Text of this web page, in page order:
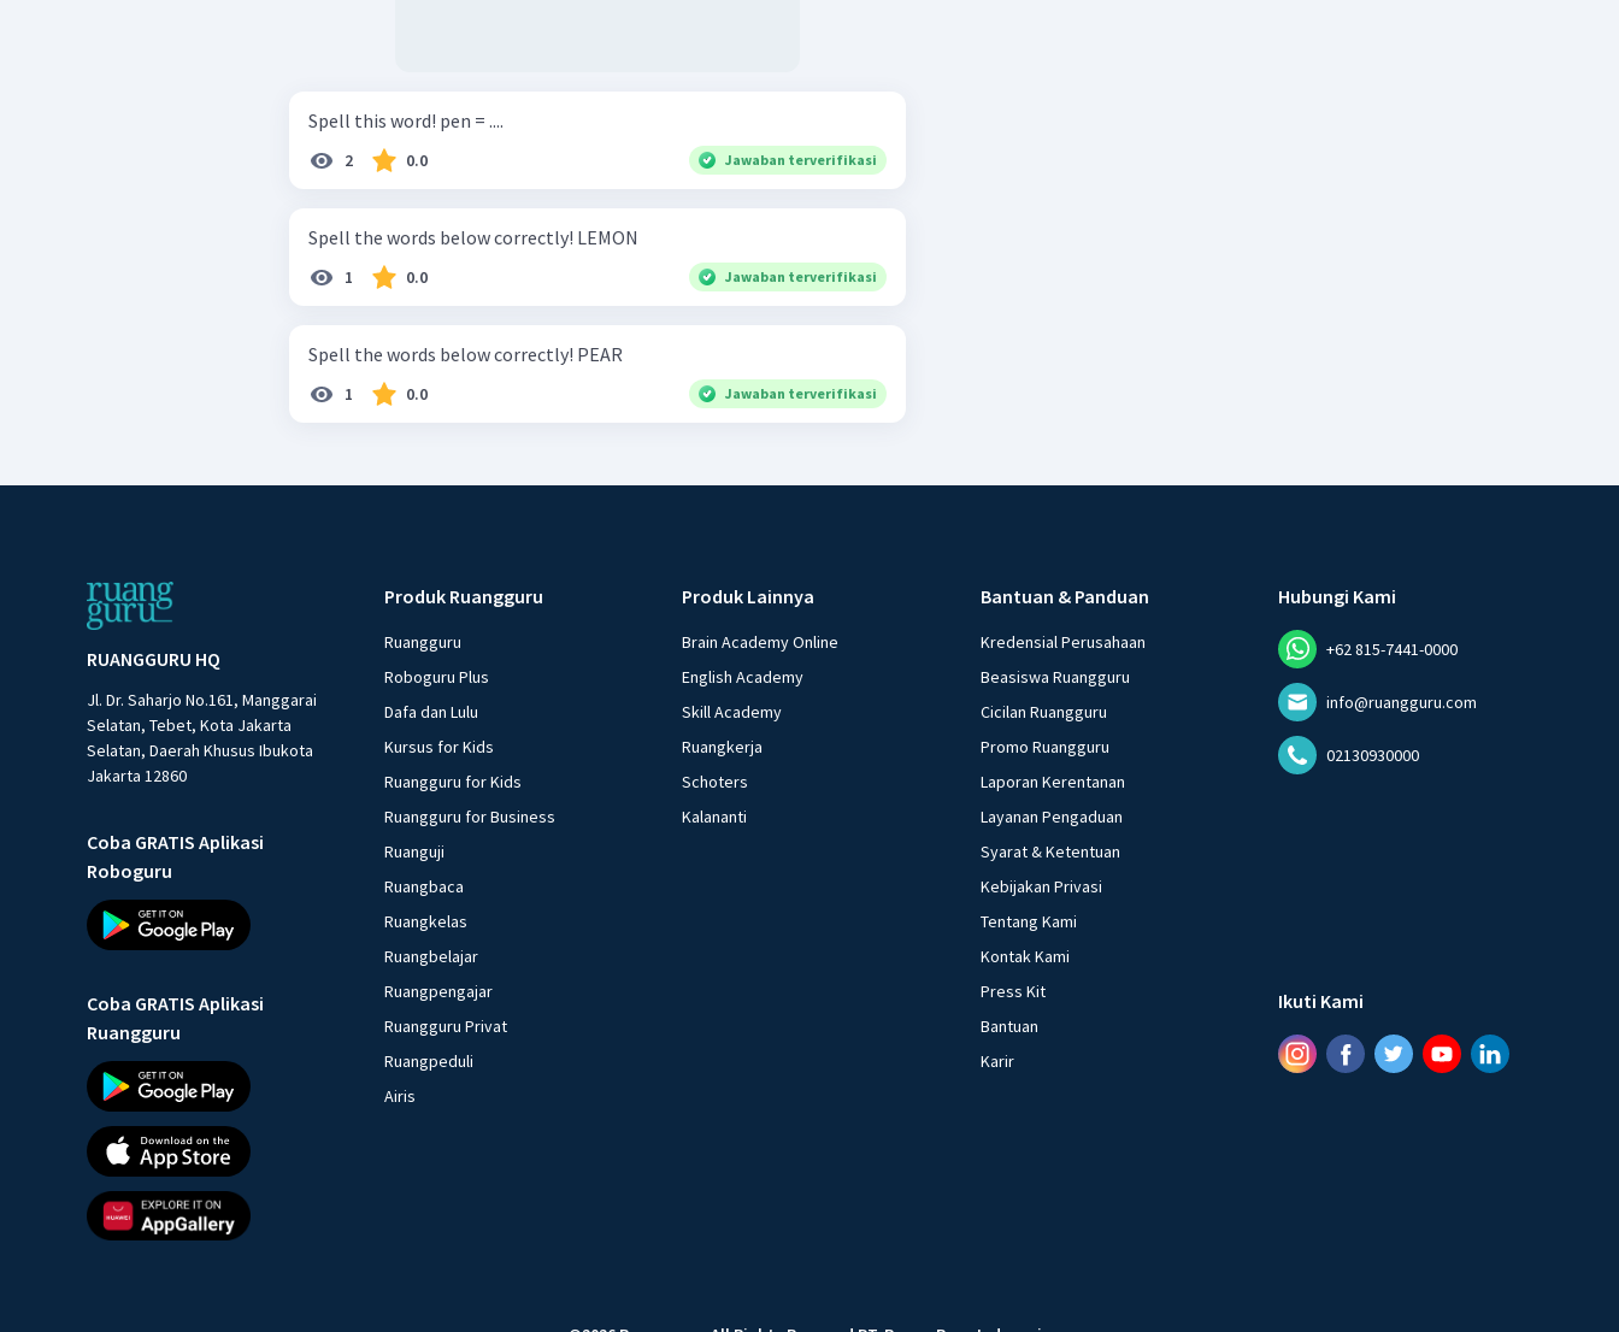
Spell this word! pen = ....
2 0.0 Jawaban terverifikasi
Spell the words below correctly! LEMON
1 0.0 Jawaban terverifikasi
Spell the words below correctly! PEAR
1 0.0 Jawaban terverifikasi
RUANGGURU HQ
Jl. Dr. Saharjo No.161, Manggarai
Selatan, Tebet, Kota Jakarta
Selatan, Daerah Khusus Ibukota
Jakarta 12860
Coba GRATIS Aplikasi
Roboguru
Coba GRATIS Aplikasi
Ruangguru
Produk Ruangguru
Ruangguru
Roboguru Plus
Dafa dan Lulu
Kursus for Kids
Ruangguru for Kids
Ruangguru for Business
Ruanguji
Ruangbaca
Ruangkelas
Ruangbelajar
Ruangpengajar
Ruangguru Privat
Ruangpeduli
Airis
Produk Lainnya
Brain Academy Online
English Academy
Skill Academy
Ruangkerja
Schoters
Kalananti
Bantuan & Panduan
Kredensial Perusahaan
Beasiswa Ruangguru
Cicilan Ruangguru
Promo Ruangguru
Laporan Kerentanan
Layanan Pengaduan
Syarat & Ketentuan
Kebijakan Privasi
Tentang Kami
Kontak Kami
Press Kit
Bantuan
Karir
Hubungi Kami
+62 815-7441-0000
info@ruangguru.com
02130930000
Ikuti Kami